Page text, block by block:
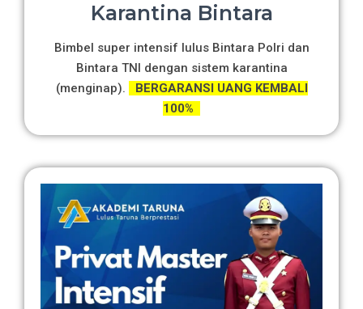
Karantina Bintara
Bimbel super intensif lulus Bintara Polri dan
Bintara TNI dengan sistem karantina
(menginap).
BERGARANSI UANG KEMBALI
100%